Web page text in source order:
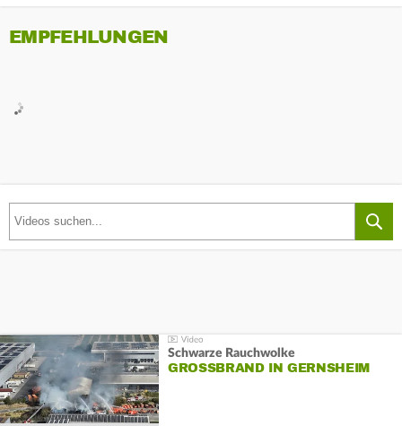
EMPFEHLUNGEN
Schwarze Rauchwolke
GROSSBRAND IN GERNSHEIM